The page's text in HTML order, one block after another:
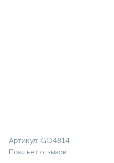
Артикул: GO4814
Пока нет отзывов